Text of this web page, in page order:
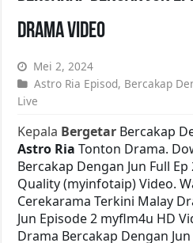
Drama Video
Mei 2, 2024
Astro Ria Episod, Bercakap
Live
Kepala Bergetar Bercakap
Astro RiaTonton Drama.
Bercakap Dengan Jun Full
Quality (myinfotaip) Video.
Cerekarama Terkini Malay
Jun Episode 2 myflm4u HD
Drama Bercakap Dengan Jun